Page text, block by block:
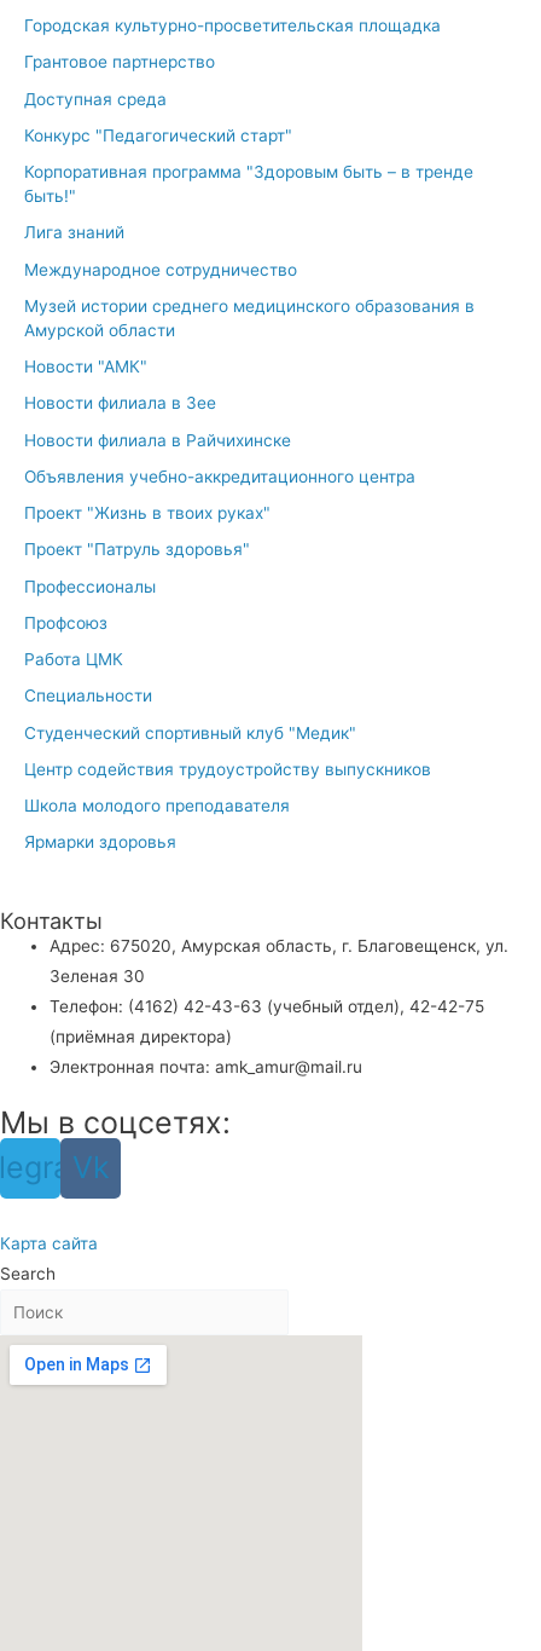
Городская культурно-просветительская площадка
Грантовое партнерство
Доступная среда
Конкурс "Педагогический старт"
Корпоративная программа "Здоровым быть – в тренде
быть!"
Лига знаний
Международное сотрудничество
Музей истории среднего медицинского образования в
Амурской области
Новости "АМК"
Новости филиала в Зее
Новости филиала в Райчихинске
Объявления учебно-аккредитационного центра
Проект "Жизнь в твоих руках"
Проект "Патруль здоровья"
Профессионалы
Профсоюз
Работа ЦМК
Специальности
Студенческий спортивный клуб "Медик"
Центр содействия трудоустройству выпускников
Школа молодого преподавателя
Ярмарки здоровья
Контакты
Адрес: 675020, Амурская область, г. Благовещенск, ул.
Зеленая 30
Телефон: (4162) 42-43-63 (учебный отдел), 42-42-75
(приёмная директора)
Электронная почта: amk_amur@mail.ru
Мы в соцсетях:
Vk
Карта сайта
Search